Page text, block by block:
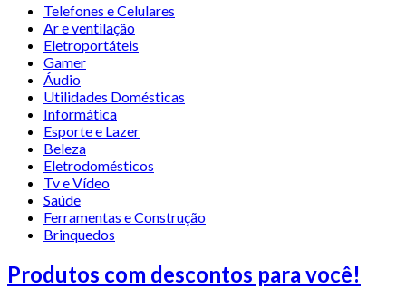
Telefones e Celulares
Ar e ventilação
Eletroportáteis
Gamer
Áudio
Utilidades Domésticas
Informática
Esporte e Lazer
Beleza
Eletrodomésticos
Tv e Vídeo
Saúde
Ferramentas e Construção
Brinquedos
Produtos com descontos para você!